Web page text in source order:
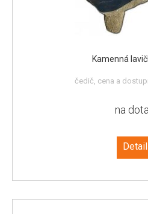
Kamenná
čedič, cena a
na
Detail